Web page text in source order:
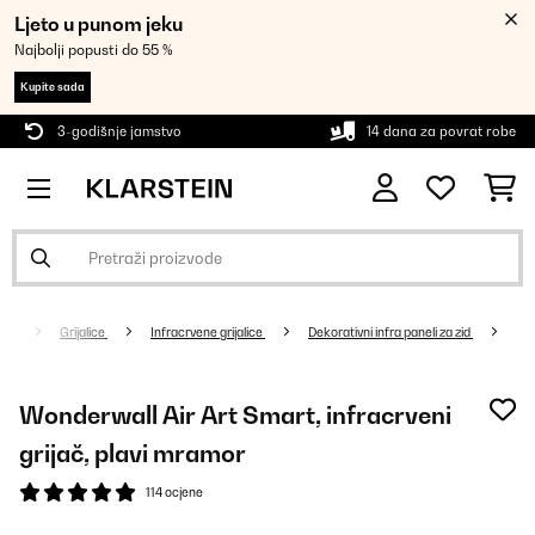
Ljeto u punom jeku
Najbolji popusti do 55 %
Kupite sada
3-godišnje jamstvo 14 dana za povrat robe
Grijalice Infracrvene grijalice Dekorativni infra paneli za zid
Wonderwall Air Art Smart, infracrveni
grijač, plavi mramor
114 ocjene